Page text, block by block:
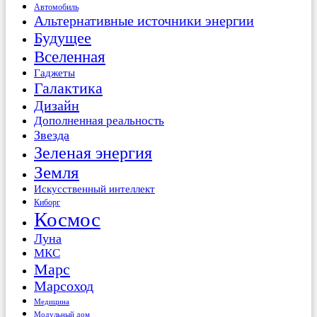
Автомобиль
Альтернативные источники энергии
Будущее
Вселенная
Гаджеты
Галактика
Дизайн
Дополненная реальность
Звезда
Зеленая энергия
Земля
Искусственный интеллект
Киборг
Космос
Луна
МКС
Марс
Марсоход
Медицина
Модульный дом